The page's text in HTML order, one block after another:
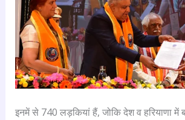
इनमें से 740 लड़कियां हैं, जोकि देश व हरियाणा में